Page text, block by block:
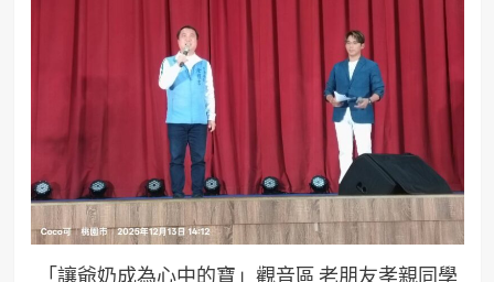
「讓爺奶成為心中的寶」觀音區 老朋友孝親同學